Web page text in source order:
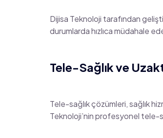
Dijisa Teknoloji tarafından
durumlarda hızlıca müdahale
Tele-Sağlık ve
Tele-sağlık çözümleri, sağlık
Teknoloji’nin profesyonel tele-